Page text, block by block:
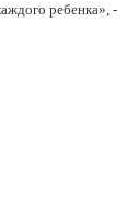
ребенка», -